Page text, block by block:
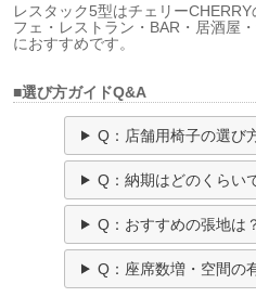
レスタック5型はチェリー
フェ・レストラン・BAR・居酒屋
におすすめです。
■選び方ガイドQ&A
Q：店舗用椅子の選び
Q：納期はどのくらい
Q：おすすめの張地は
Q：座席数増・空間の